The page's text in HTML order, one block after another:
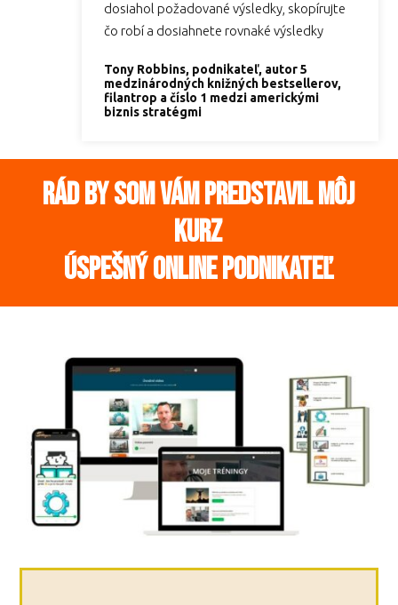
dosiahol požadované výsledky, skopírujte
čo robí a dosiahnete rovnaké výsledky
Tony Robbins, podnikateľ, autor 5
medzinárodných knižných bestsellerov,
filantrop a číslo 1 medzi americkými
biznis stratégmi
Rád by som vám predstavil môj
kurz
Úspešný online podnikateľ